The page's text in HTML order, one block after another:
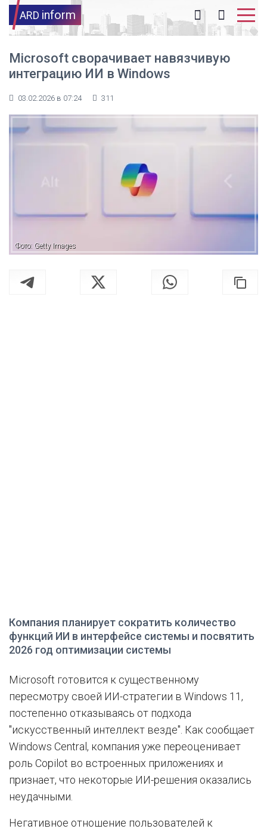
ARD inform
Microsoft сворачивает навязчивую
интеграцию ИИ в Windows
03.02.2026 в 07:24 311
Фото: Getty Images
Компания планирует сократить количество
функций ИИ в интерфейсе системы и посвятить
2026 год оптимизации системы
Microsoft готовится к существенному
пересмотру своей ИИ-стратегии в Windows 11,
постепенно отказываясь от подхода
"искусственный интеллект везде". Как сообщает
Windows Central, компания уже переоценивает
роль Copilot во встроенных приложениях и
признает, что некоторые ИИ-решения оказались
неудачными.
Негативное отношение пользователей к